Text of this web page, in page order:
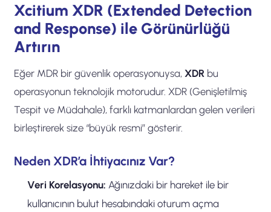
Xcitium XDR (Extended Detection
and Response) ile Görünürlüğü
Artırın
Eğer MDR bir güvenlik operasyonuysa,XDR bu
operasyonun teknolojik motorudur. XDR (Genişletilmiş
Tespit ve Müdahale), farklı katmanlardan gelen verileri
birleştirerek size “büyük resmi” gösterir.
Neden XDR’a İhtiyacınız Var?
Veri Korelasyonu: Ağınızdaki bir hareket ile bir
kullanıcının bulut hesabındaki oturum açma